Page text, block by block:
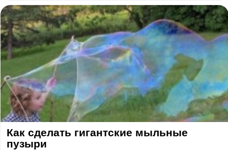
Как сделать гигантские мыльные
пузыри